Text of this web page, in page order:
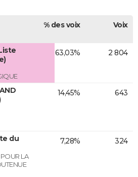
% des voix Voix
63,03% 2 804
14,45% 643
du
LA
7,28% 324